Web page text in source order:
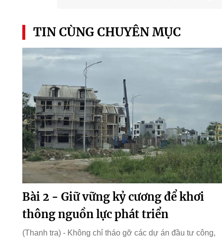
TIN CÙNG CHUYÊN MỤC
Bài 2 - Giữ vững kỷ cương để khơi
thông nguồn lực phát triển
(Thanh tra) - Không chỉ tháo gỡ các dự án đầu tư công,